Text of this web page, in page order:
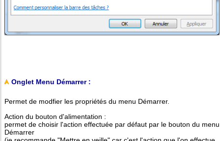
Onglet Menu Démarrer :
Permet de modfier les propriétés du menu Démarrer.
Action du bouton d'alimentation :
permet de choisir l'action effectuée par défaut par le bouton du menu
Démarrer